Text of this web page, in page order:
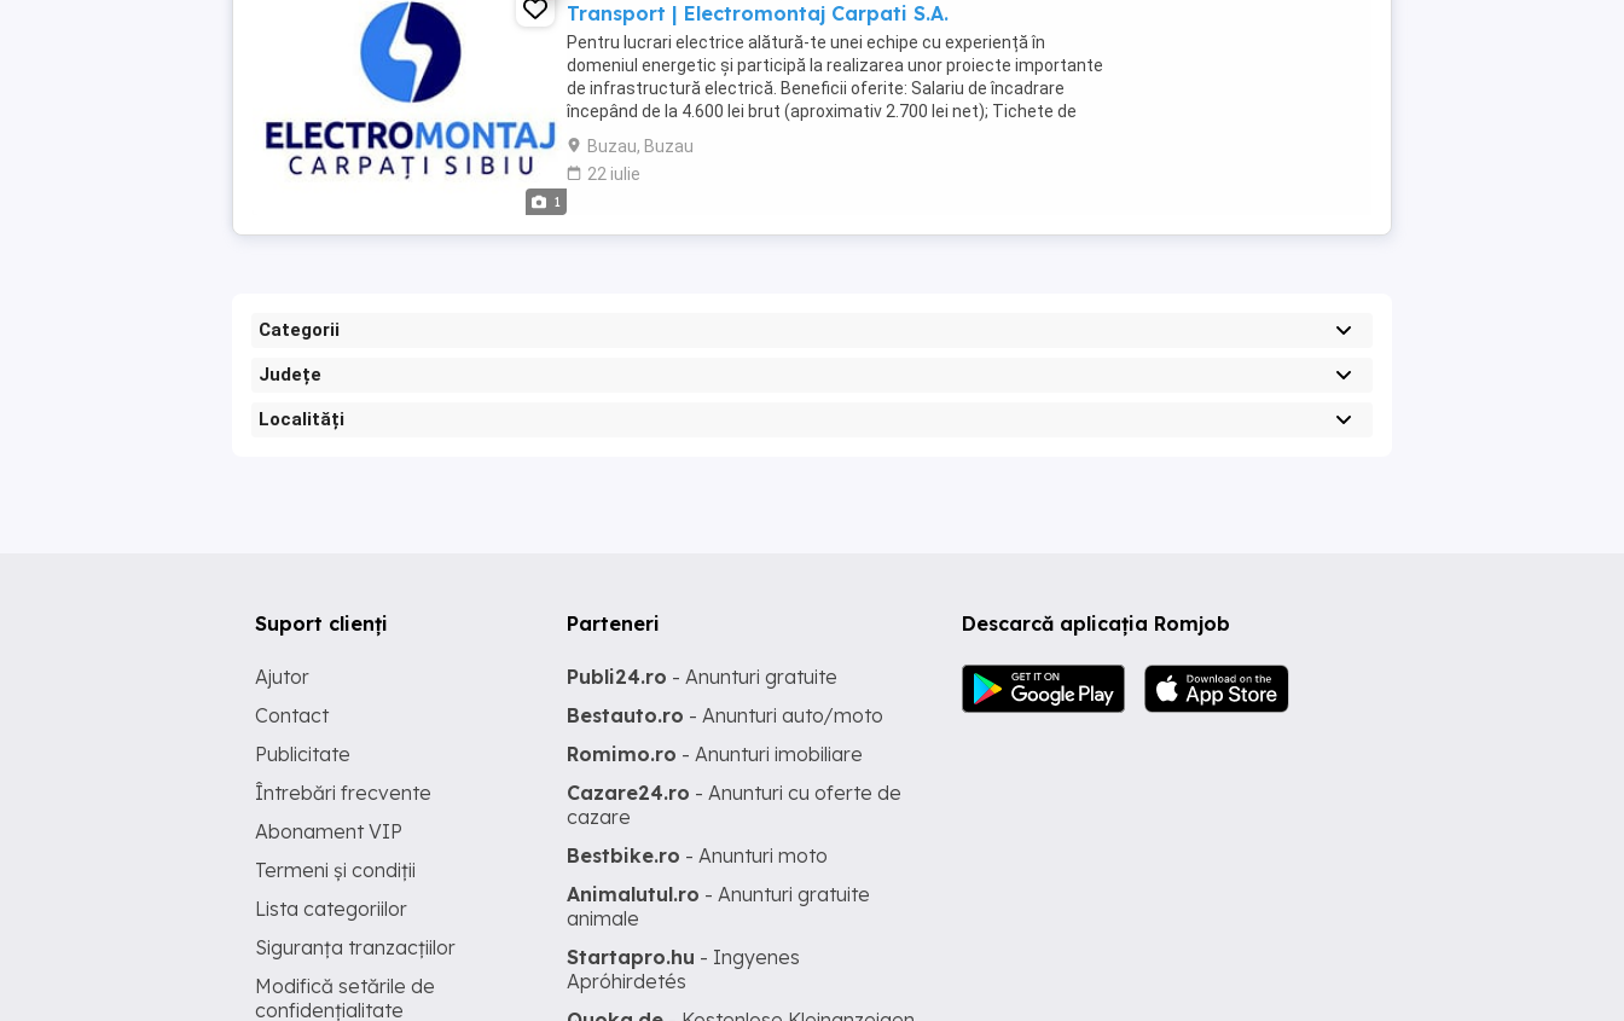
1
Transport | Electromontaj Carpati S.A.
Pentru lucrari electrice alătură-te unei echipe cu experiență în
domeniul energetic și participă la realizarea unor proiecte importante
de infrastructură electrică. Beneficii oferite: Salariu de încadrare
începând de la 4.600 lei brut (aproximativ 2.700 lei net); Tichete de
masă în valoare de 35 ...
Buzau, Buzau
22 iulie
Categorii
Județe
Localități
Descarcă aplicația Romjob
Suport clienți
Ajutor
Contact
Publicitate
Întrebări frecvente
Abonament VIP
Termeni și condiții
Lista categoriilor
Siguranța tranzacțiilor
Modifică setările de
confidențialitate
Parteneri
Publi24.ro - Anunturi gratuite
Bestauto.ro - Anunturi auto/moto
Romimo.ro - Anunturi imobiliare
Cazare24.ro - Anunturi cu oferte de
cazare
Bestbike.ro - Anunturi moto
Animalutul.ro - Anunturi gratuite
animale
Startapro.hu - Ingyenes
Apróhirdetés